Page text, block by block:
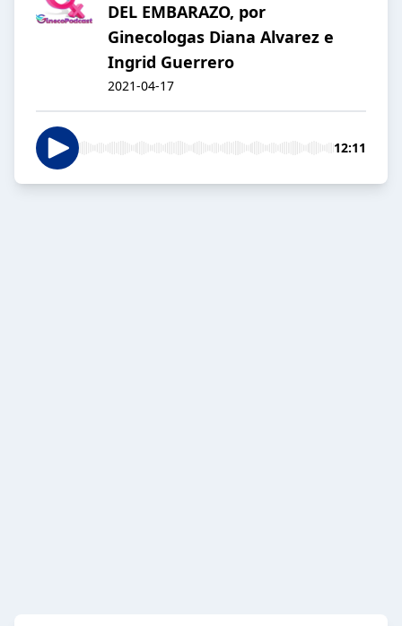
DEL EMBARAZO, por
Ginecologas Diana Alvarez e
Ingrid Guerrero
2021-04-17
12:11